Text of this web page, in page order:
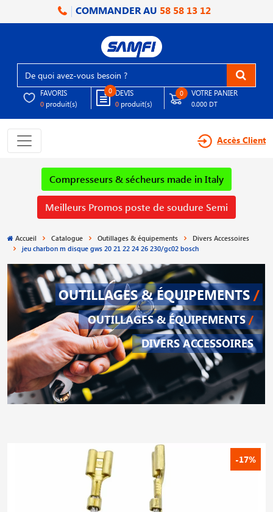
COMMANDER AU 58 58 13 12
FAVORIS
0 produit(s)
0 DEVIS
0 produit(s)
0 VOTRE PANIER
0.000 DT
Accès Client
Compresseurs & sécheurs made in Italy
Meilleurs Promos poste de soudure Semi
Accueil Catalogue Outillages & équipements
Divers Accessoires
jeu charbon m disque gws 20 21 22 24 26 230/gc02 bosch
OUTILLAGES & ÉQUIPEMENTS /
OUTILLAGES & ÉQUIPEMENTS /
DIVERS ACCESSOIRES
-17%